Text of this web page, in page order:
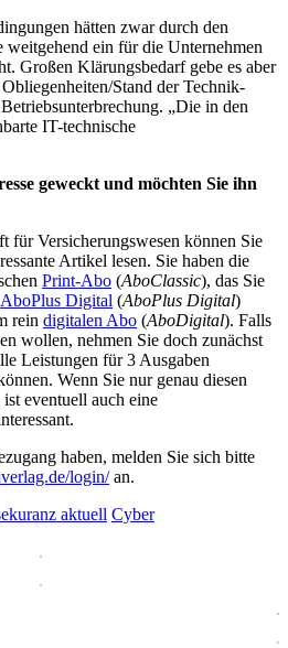
hätten zwar durch den
weitgehend ein für die Unternehmen
Großen Klärungsbedarf gebe es aber
Stand der Technik-
„Die in den
IT-technische
geweckt und möchten Sie ihn
für Versicherungswesen können Sie
Artikel lesen. Sie haben die
Print-Abo (AboClassic), das Sie
AboPlus Digital (AboPlus Digital)
rein digitalen Abo (AboDigital). Falls
wollen, nehmen Sie doch zunächst
Leistungen für 3 Ausgaben
Wenn Sie nur genau diesen
eventuell auch eine
haben, melden Sie sich bitte
login/an.
aktuell Cyber